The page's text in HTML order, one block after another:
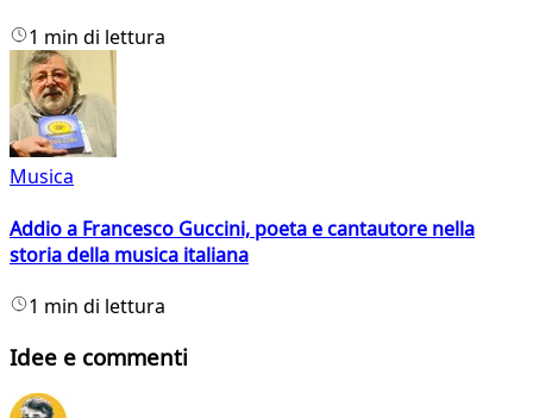
1 min di lettura
Musica
Addio a Francesco Guccini, poeta e cantautore nella
storia della musica italiana
1 min di lettura
Idee e commenti